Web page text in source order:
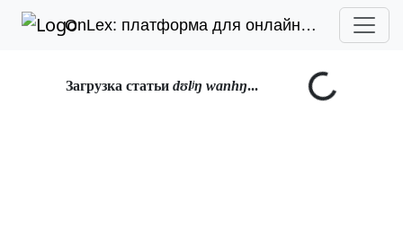
OnLex: платформа для онлайн-лексикографии
Загрузка статьи dʊlʲŋ wanhŋ...